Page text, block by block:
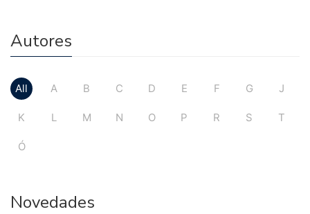
Autores
All A B C D E F G J
K L M N O P R S T
Ó
Novedades